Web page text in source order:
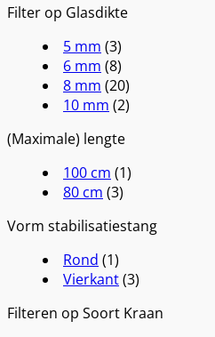
Filter op Glasdikte
5 mm (3)
6 mm (8)
8 mm (20)
10 mm (2)
(Maximale) lengte
100 cm (1)
80 cm (3)
Vorm stabilisatiestang
Rond (1)
Vierkant(3)
Filteren op Soort Kraan